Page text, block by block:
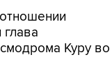
Куру во